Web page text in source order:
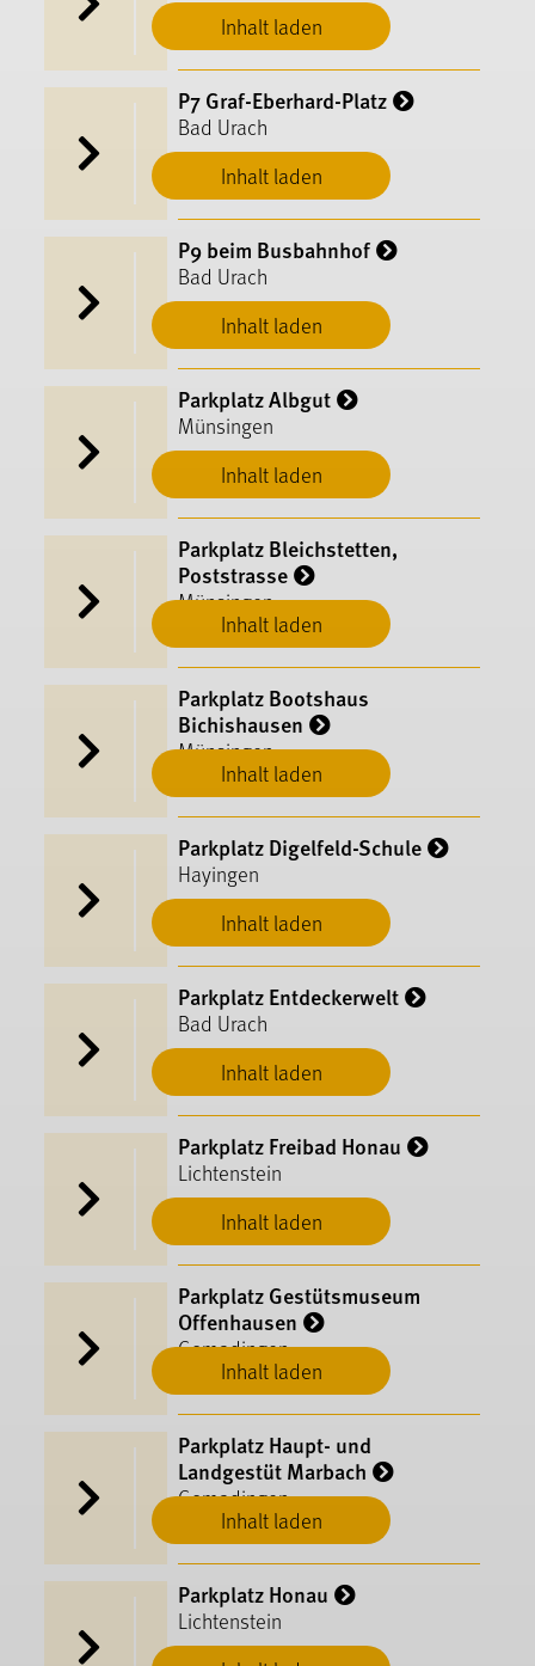
Inhalt laden
Inhalt laden
P7 Graf-Eberhard-Platz
Bad Urach
Inhalt laden
P9 beim Busbahnhof
Bad Urach
Inhalt laden
Parkplatz Albgut
Münsingen
Inhalt laden
Parkplatz Bleichstetten,
Poststrasse
Münsingen
Inhalt laden
Parkplatz Bootshaus
Bichishausen
Münsingen
Inhalt laden
Parkplatz Digelfeld-Schule
Hayingen
Inhalt laden
Parkplatz Entdeckerwelt
Bad Urach
Inhalt laden
Parkplatz Freibad Honau
Lichtenstein
Inhalt laden
Parkplatz Gestütsmuseum
Offenhausen
Gomadingen
Inhalt laden
Parkplatz Haupt- und
Landgestüt Marbach
Gomadingen
Parkplatz Honau
Lichtenstein